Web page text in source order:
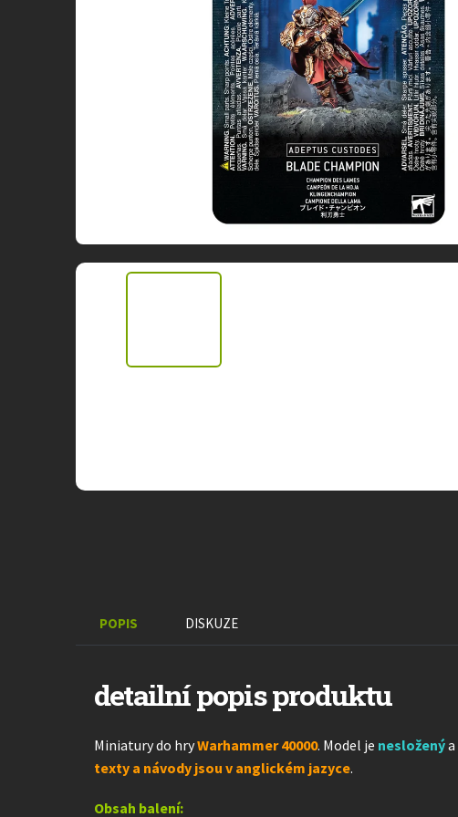
POPIS DISKUZE
detailní popis produktu
Miniatury do hryWarhammer 40000. Model je nesloženýa
texty a návody jsou v anglickém jazyce.
Obsah balení: